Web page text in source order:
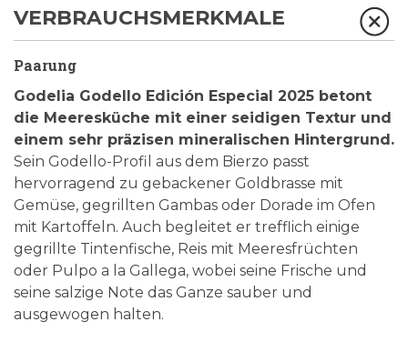
VERBRAUCHSMERKMALE
Paarung
Godelia Godello Edición Especial 2025 betont
die Meeresküche mit einer seidigen Textur und
einem sehr präzisen mineralischen Hintergrund.
Sein Godello-Profil aus dem Bierzo passt
hervorragend zu gebackener Goldbrasse mit
Gemüse, gegrillten Gambas oder Dorade im Ofen
mit Kartoffeln. Auch begleitet er trefflich einige
gegrillte Tintenfische, Reis mit Meeresfrüchten
oder Pulpo a la Gallega, wobei seine Frische und
seine salzige Note das Ganze sauber und
ausgewogen halten.